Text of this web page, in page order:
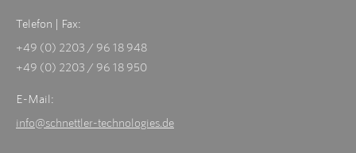
Telefon | Fax:
+49 (0) 2203 / 96 18 948
+49 (0) 2203 / 96 18 950
E-Mail:
info@schnettler-technologies.de